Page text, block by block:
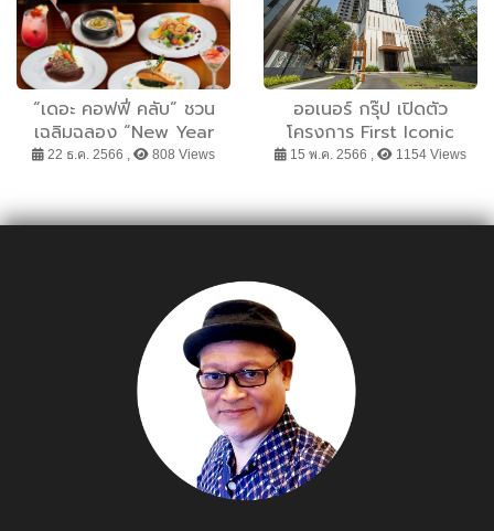
“เดอะ คอฟฟี่ คลับ” ชวน
เฉลิมฉลอง “New Year
Celebration Set” เสิร์ฟ 6
เก่าต้อนรับปีใหม่
22 ธ.ค. 2566 , 808 Views
ออเนอร์ กรุ๊ป เปิดตัว
โครงการ First Iconic
Mixed-Use Project คอน
ศักยภาพ
15 พ.ค. 2566 , 1154 Views